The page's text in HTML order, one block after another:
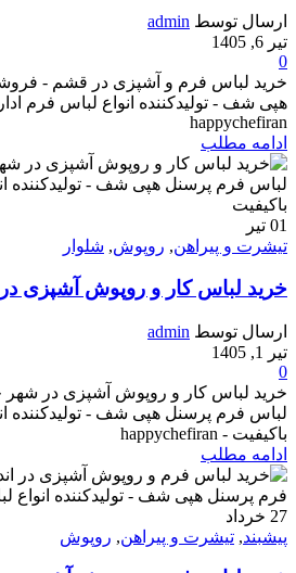
ارسال توسط admin
تیر 6, 1405
0
خرید لباس فرم و آشپزی در قشم -
هپی شف - تولیدکننده انواع لباس فرم
happychefiran
ادامه مطلب
01 تیر
تیشرت و پیراهن, روپوش, شلوار
خرید لباس کار و روپوش آشپزی
ارسال توسط admin
تیر 1, 1405
0
خرید لباس کار و روپوش آشپزی در شهر
لباس فرم پرسنل هپی شف - تولیدکننده
باکیفیت - happychefiran
ادامه مطلب
27 خرداد
پیشبند, تیشرت و پیراهن, روپوش